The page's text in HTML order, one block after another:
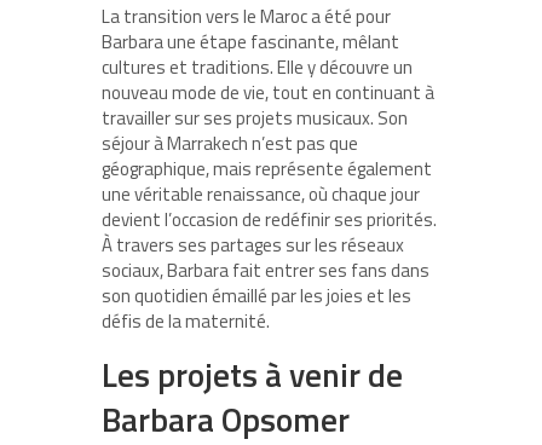
La transition vers le Maroc a été pour
Barbara une étape fascinante, mêlant
cultures et traditions. Elle y découvre un
nouveau mode de vie, tout en continuant à
travailler sur ses projets musicaux. Son
séjour à Marrakech n’est pas que
géographique, mais représente également
une véritable renaissance, où chaque jour
devient l’occasion de redéfinir ses priorités.
À travers ses partages sur les réseaux
sociaux, Barbara fait entrer ses fans dans
son quotidien émaillé par les joies et les
défis de la maternité.
Les projets à venir de
Barbara Opsomer